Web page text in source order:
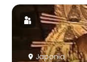
Japonia